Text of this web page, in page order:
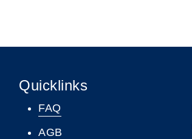
Quicklinks
FAQ
AGB